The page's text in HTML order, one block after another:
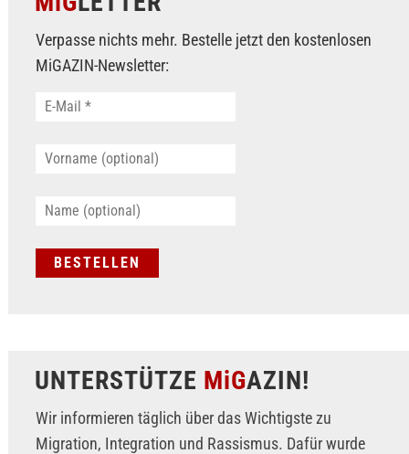
Verpasse nichts mehr. Bestelle jetzt den kostenlosen
MiGAZIN-Newsletter:
UNTERSTÜTZE MiGAZIN!
Wir informieren täglich über das Wichtigste zu
Migration, Integration und Rassismus. Dafür wurde